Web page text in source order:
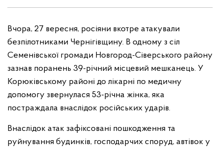
Вчора, 27 вересня, росіяни вкотре атакували
безпілотниками Чернігівщину. В одному з сіл
Семенівської громади Новгород-Сіверського району
зазнав поранень 39-річний місцевий мешканець. У
Корюківському районі до лікарні по медичну
допомогу звернулася 53-річна жінка, яка
постраждала внаслідок російських ударів.
Внаслідок атак зафіксовані пошкодження та
руйнування будинків, господарчих споруд, автівок у